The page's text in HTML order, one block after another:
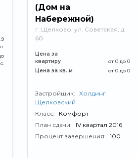
(Дом на
Набережной)
г. Щелково, ул. Советская, д.
60
Цена за
квартиру
от 0 до 0
Цена за кв. м
от 0 до 0
Застройщик: Холдинг
Щелковский
Класс:
Комфорт
План сдачи:
IV квартал 2016
Процент завершения: 100